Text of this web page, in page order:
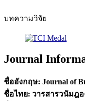
บทความวิจัย
Journal
ชื่ออังกฤษ: Journal of
ชื่อไทย: วารสารวนัมฎ